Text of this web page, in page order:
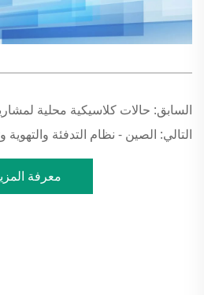
السابق: حالات كلاسيكية محلية لمشاريع الأنظمة التجارية لتوريد
التالي: الصين - نظام التدفئة والتهوية وتكييف الهواء الذكي الرقمي لمستشفى
معرفة